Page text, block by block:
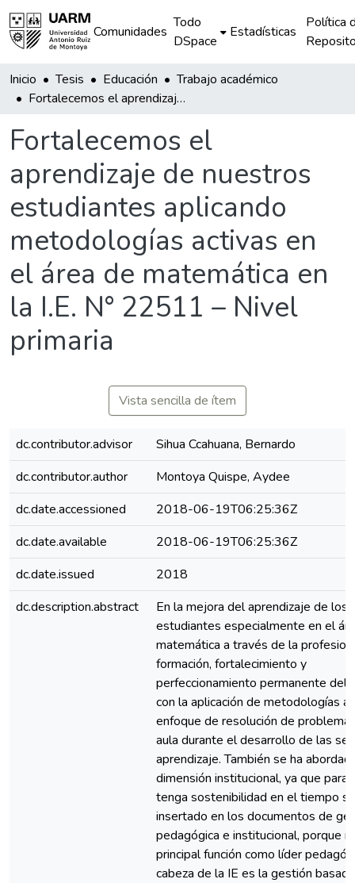
Comunidades
Todo
DSpace
Estadísticas
Política
Inicio Tesis Educación
Trabajo académico
Fortalecemos el aprendizaje de nuestros estudiantes aplicando metodologías activas en el área de matemática en la I.E. N° 22511 – Nivel primaria
Fortalecemos el
aprendizaje de nuestros
estudiantes aplicando
metodologías activas en
el área de matemática en
la I.E. N° 22511 – Nivel
primaria
Vista sencilla de ítem
dc.contributor.advisor
Sihua Ccahuana, Bernardo
dc.contributor.author
Montoya Quispe, Aydee
dc.date.accessioned
2018-06-19T06:25:36Z
dc.date.available
2018-06-19T06:25:36Z
dc.date.issued
2018
dc.description.abstract
En la mejora del aprendizaje de los
estudiantes especialmente en el
matemática a través de la
formación, fortalecimiento y
perfeccionamiento permanente del
con la aplicación de metodologías
enfoque de resolución de
aula durante el desarrollo de las
aprendizaje. También se ha
dimensión institucional, ya que para
tenga sostenibilidad en el tiempo
insertado en los documentos de
pedagógica e institucional, porque
principal función como líder
cabeza de la IE es la gestión